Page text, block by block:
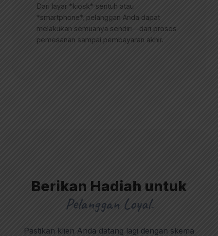
Dari layar *kiosk* sentuh atau
*smartphone*, pelanggan Anda dapat
melakukan semuanya sendiri—dari proses
pemesanan sampai pembayaran akhir.
Berikan Hadiah untuk
Pelanggan Loyal.
Pastikan klien Anda datang lagi dengan skema